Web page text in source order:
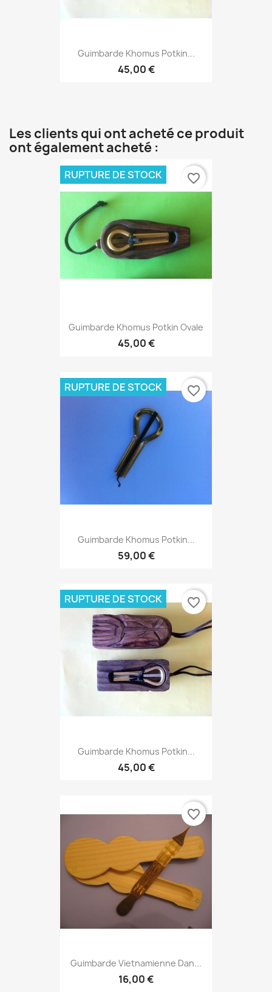
Guimbarde Khomus Potkin...
45,00 €
Les clients qui ont acheté ce produit
ont également acheté :
Guimbarde Khomus Potkin Ovale
45,00 €
RUPTURE DE STOCK favorite_border
Guimbarde Khomus Potkin...
59,00 €
RUPTURE DE STOCK favorite_border
Guimbarde Khomus Potkin...
45,00 €
RUPTURE DE STOCK favorite_border
Guimbarde Vietnamienne Dan...
16,00 €
favorite_border